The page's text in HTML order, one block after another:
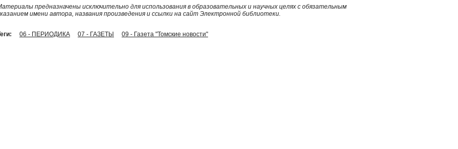
предназначены исключительно для использования в образовательных и научных целях с обязательным
имени автора, названия произведения и ссылки на сайт Электронной библиотеки.
06 - ПЕРИОДИКА 07 - ГАЗЕТЫ 09 - Газета "Томские новости"